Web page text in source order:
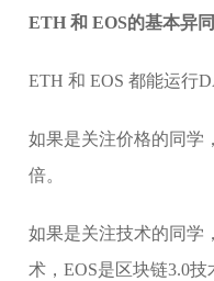
ETH 和 EOS的基本异同
ETH 和 EOS 都能运行
如果是关注价格的同学
倍。
如果是关注技术的同学
术，EOS是区块链3.0技